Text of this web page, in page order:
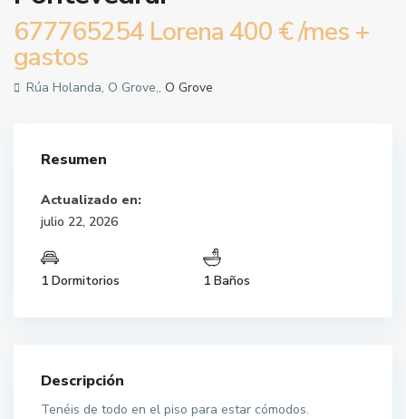
677765254 Lorena 400 €/mes +
gastos
Rúa Holanda, O Grove,, O Grove
Resumen
Actualizado en:
julio 22, 2026
1 Dormitorios 1 Baños
Descripción
Tenéis de todo en el piso para estar cómodos.